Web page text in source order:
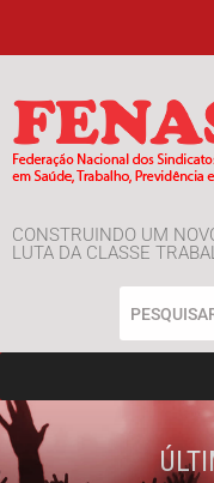
CONSTRUINDO UM
LUTA DA CLASSE